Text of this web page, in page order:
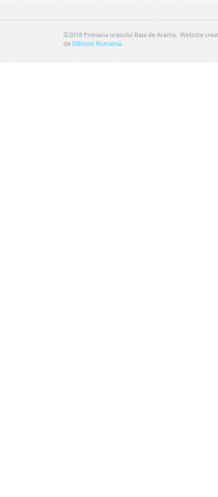
©2018 Primaria orasului Baia de Arama. Website
de DBHost Romania.